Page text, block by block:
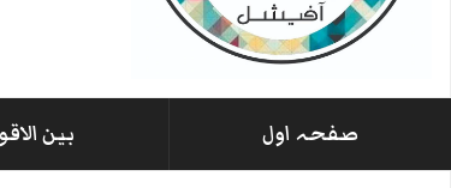
صفحہ اول بین